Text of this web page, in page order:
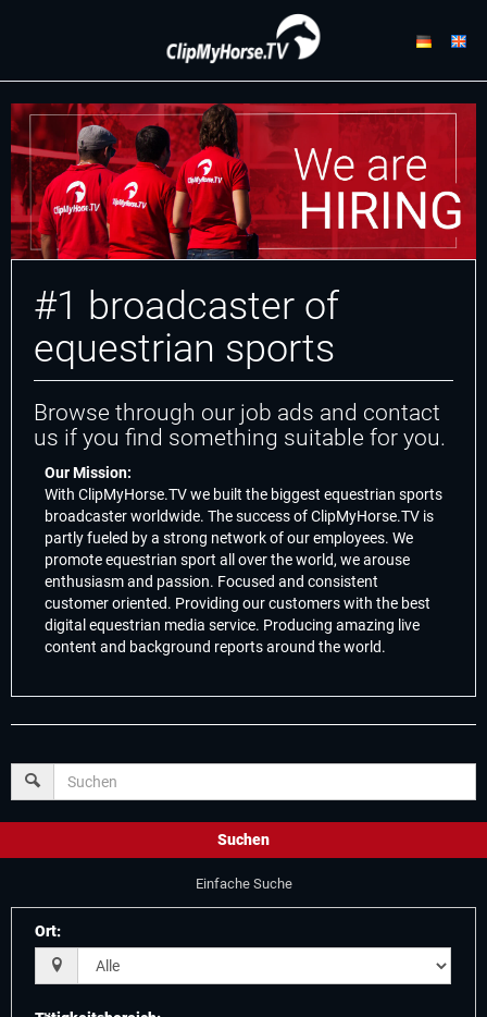
#1 broadcaster of
equestrian sports
Browse through our job ads and contact
us if you find something suitable for you.
Our Mission:
With ClipMyHorse.TV we built the biggest equestrian sports
broadcaster worldwide. The success of ClipMyHorse.TV is
partly fueled by a strong network of our employees. We
promote equestrian sport all over the world, we arouse
enthusiasm and passion. Focused and consistent
customer oriented. Providing our customers with the best
digital equestrian media service. Producing amazing live
content and background reports around the world.
Suchen
Einfache Suche
Ort: